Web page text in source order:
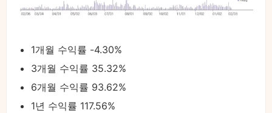
1개월 수익률 -4.30%
3개월 수익률 35.32%
6개월 수익률 93.62%
1년 수익률 117.56%